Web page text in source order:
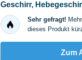
Geschirr,
Hunde...Sehr gefragt!
dieses Produkt
Zum